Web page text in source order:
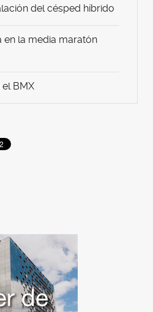
del césped híbrido
en la media maratón
BMX